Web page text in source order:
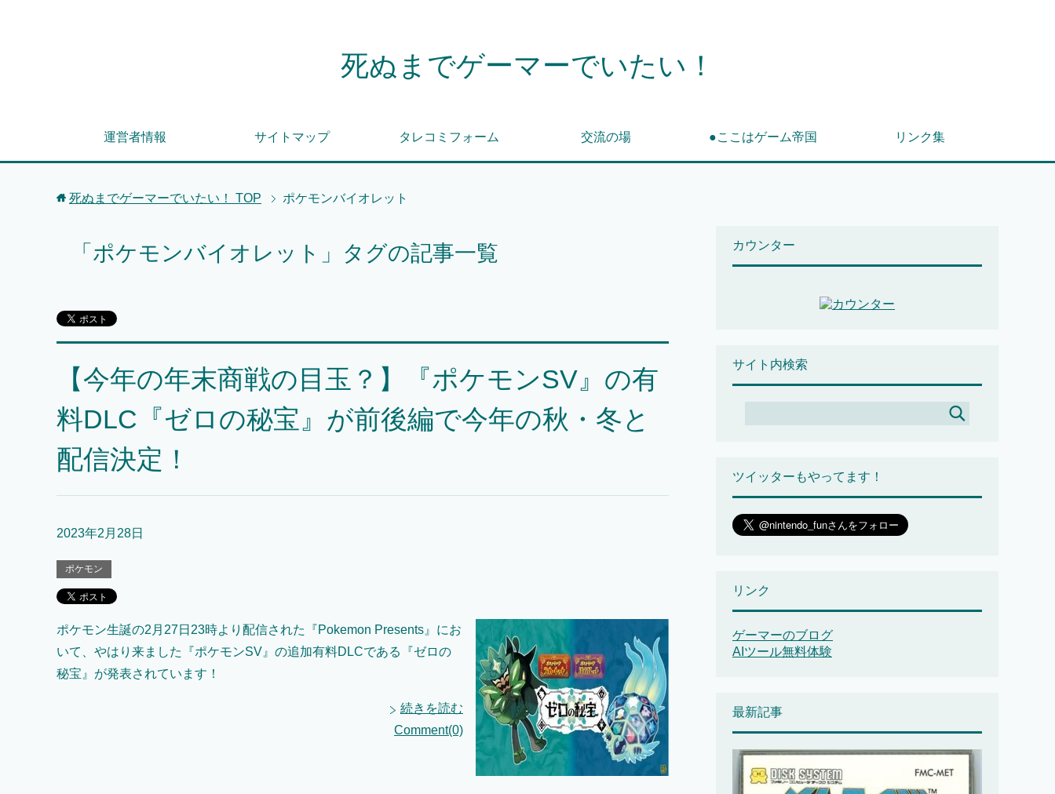
死ぬまでゲーマーでいたい！
運営者情報 サイトマップ タレコミフォーム 交流の場 ●ここはゲーム帝国 リンク集
死ぬまでゲーマーでいたい！ TOP ポケモンバイオレット
「ポケモンバイオレット」タグの記事一覧
【今年の年末商戦の目玉？】『ポケモンSV』の有
料DLC『ゼロの秘宝』が前後編で今年の秋・冬と
配信決定！
2023年2月28日
ポケモン
ポケモン生誕の2月27日23時より配信された『Pokemon Presents』にお
いて、やはり来ました『ポケモンSV』の追加有料DLCである『ゼロの
秘宝』が発表されています！
続きを読む
Comment(0)
カウンター
サイト内検索
ツイッターもやってます！
リンク
ゲーマーのブログ
AIツール無料体験
最新記事